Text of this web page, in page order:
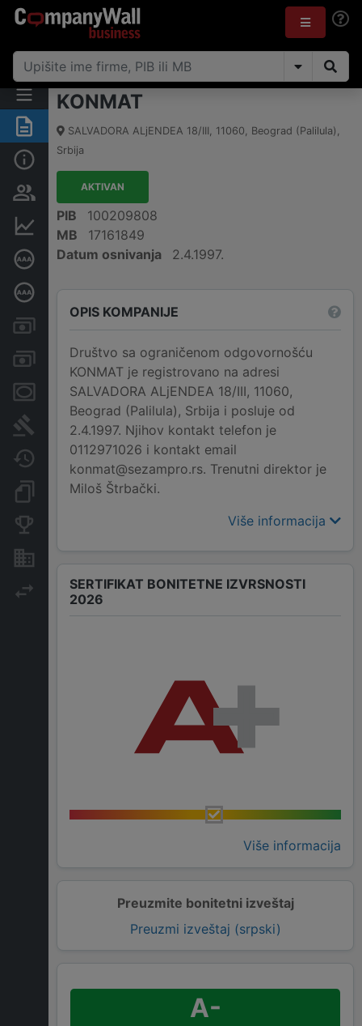
Rezime
Osnovni podaci
Vlasnička struktura
Sertifikat bonitetne izvrsnosti
Dubinska bonitetna ocena
Računi i blokade
Menice i zaloge
Sudski sporovi
Javne nabavke
Dokumenti i objave
Izvoz
KONMAT
SALVADORA ALjENDEA 18/III, 11060, Beograd (Palilula) ,
Srbija
AKTIVAN
PIB
100209808
MB
17161849
Datum osnivanja
2.4.1997.
OPIS KOMPANIJE
Društvo sa ograničenom odgovornošću
KONMAT je registrovano na adresi
SALVADORA ALjENDEA 18/III, 11060,
Beograd (Palilula), Srbija i posluje od
2.4.1997. Njihov kontakt telefon je
0112971026 i kontakt email
konmat@sezampro.rs. Trenutni direktor je
Miloš Štrbački.
Više informacija
SERTIFIKAT BONITETNE IZVRSNOSTI
2026
Više informacija
Preuzmite bonitetni izveštaj
Preuzmi izveštaj (srpski)
A-